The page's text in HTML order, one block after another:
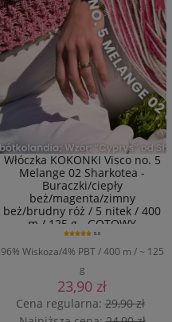
Włóczka KOKONKI Visco no. 5
Melange 02 Sharkotea -
Buraczki/ciepły
beż/magenta/zimny
beż/brudny róż / 5 nitek / 400
m / 125 g - GOTOWY
96% Wiskoza/4% PBT / 400 m / ~ 125
g
5.0
23,90 zł
Cena regularna:29,90 zł